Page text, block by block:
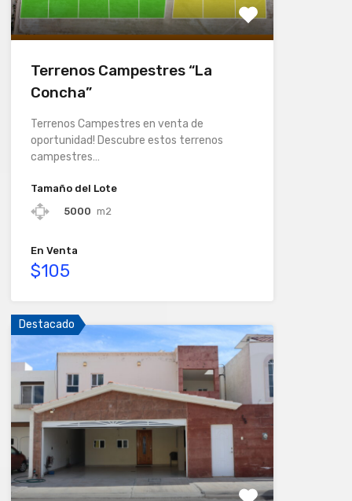
Terrenos Campestres “La
Concha”
Terrenos Campestres en venta de
oportunidad! Descubre estos terrenos
campestres…
Tamaño del Lote
5000 m2
En Venta
$105
Destacado